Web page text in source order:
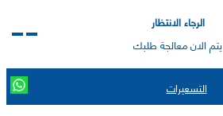
الرجاء الانتظار
يتم الان معالجة طلبك
التسعيرات